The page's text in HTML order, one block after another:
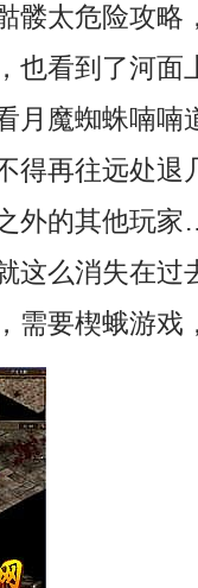
髅太危险攻略
也看到了河面
月魔蜘蛛喃喃
得再往远处退
外的其他玩
这么消失在过
需要楔蛾游戏